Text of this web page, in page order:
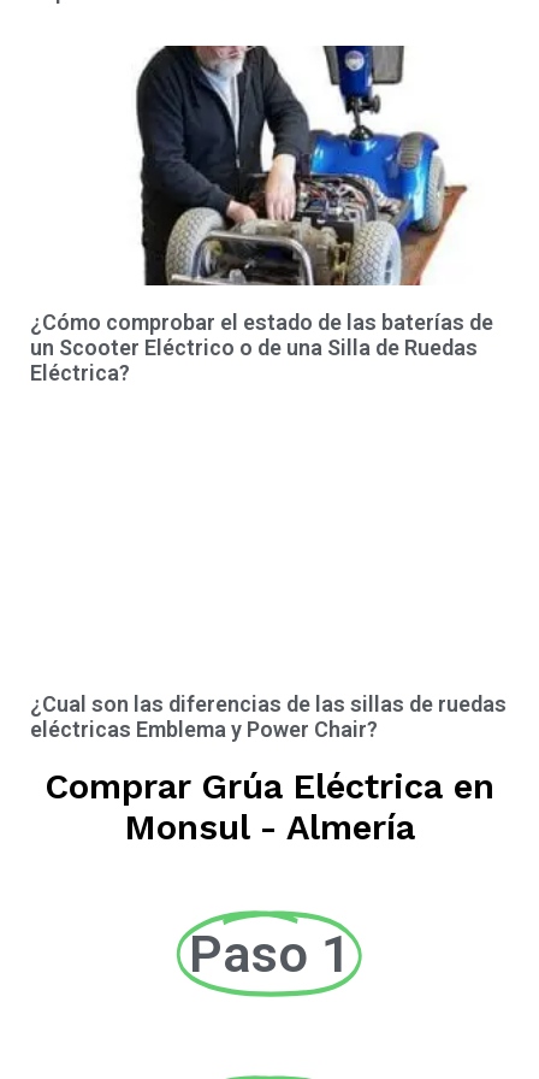
¿Cómo comprobar el estado de las baterías de
un Scooter Eléctrico o de una Silla de Ruedas
Eléctrica?
¿Cual son las diferencias de las sillas de ruedas
eléctricas Emblema y Power Chair?
Comprar Grúa Eléctrica en
Monsul - Almería
Paso 1